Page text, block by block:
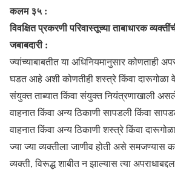
कलम ३५ :
विवक्षित प्रकरणी परिवास्तूच्या ताबाधारक
जबाबदारी :
ज्यांच्याबाबतीत या अधिनियमानुसार कोणताही
घडत आहे अशी कोणतीही शस्त्रे किंवा दारूगोळा
संयुक्त ताब्यात किंवा संयुक्त नियंत्रणाखाली
वाहनात किंवा अन्य ठिकाणी सापडली किंवा
वाहनात किंवा अन्य ठिकाणी शस्त्रे किंवा
ज्या ज्या व्यक्तीला जाणीव होती असे
व्यक्ती, विरूद्ध शाबीत न झाल्यास त्या